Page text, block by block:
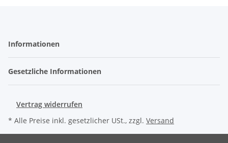
Informationen
Gesetzliche Informationen
Vertrag widerrufen
* Alle Preise inkl. gesetzlicher USt., zzgl. Versand